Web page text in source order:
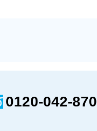
0120-042-870